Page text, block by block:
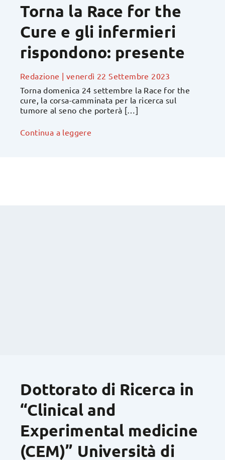
Torna la Race for the
Cure e gli infermieri
rispondono: presente
Redazione | venerdì 22 Settembre 2023
Torna domenica 24 settembre la Race for the
cure, la corsa-camminata per la ricerca sul
tumore al seno che porterà […]
Continua a leggere
Dottorato di Ricerca in
“Clinical and
Experimental medicine
(CEM)” Università di